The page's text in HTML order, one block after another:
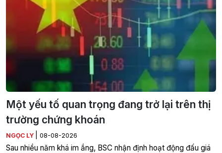
Một yếu tố quan trọng đang trở lại trên thị
trường chứng khoán
NGỌC LY 08-08-2026
Sau nhiều năm khá im ắng, BSC nhận định hoạt động đấu giá